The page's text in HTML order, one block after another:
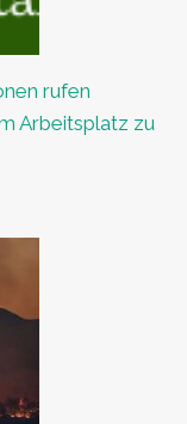
rufen
Arbeitsplatz zu